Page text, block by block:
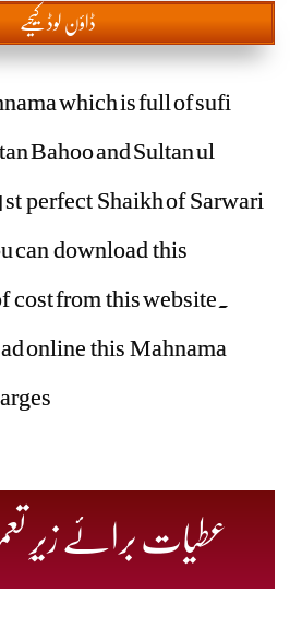
ڈاؤن لوڈ کیجیے
which is full of sufi
Bahoo and Sultan ul
st perfect Shaikh of Sarwari
can download this
cost from this website.
online this Mahnama
عطیات برائے زیرِ